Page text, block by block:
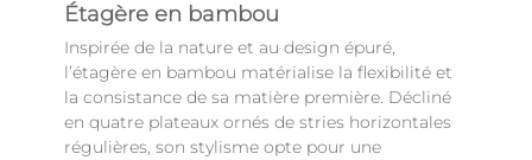
Étagère en bambou
Inspirée de la nature et au design épuré,
l’étagère en bambou matérialise la flexibilité et
la consistance de sa matière première. Décliné
en quatre plateaux ornés de stries horizontales
régulières, son stylisme opte pour une